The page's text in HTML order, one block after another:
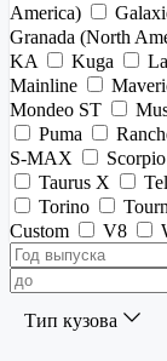
America)
Granada (North
KA
Kuga
Mainline
Mondeo ST
Puma
S-MAX
Scorpio
Taurus X
Torino
Custom
V8
Тип кузова